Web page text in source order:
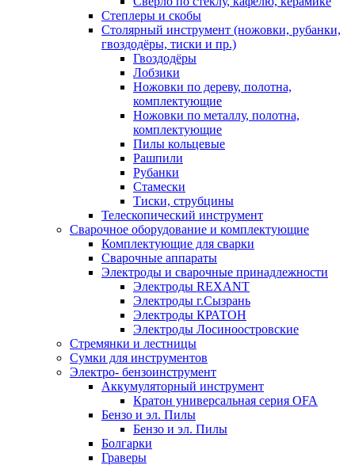
Степлеры и скобы
Столярный инструмент (ножовки, рубанки,
гвоздодёры, тиски и пр.)
Гвоздодёры
Лобзики
Ножовки по дереву, полотна,
комплектующие
Ножовки по металлу, полотна,
комплектующие
Пилы кольцевые
Рашпили
Рубанки
Стамески
Тиски, струбцины
Телескопический инструмент
Сварочное оборудование и комплектующие
Комплектующие для сварки
Сварочные аппараты
Электроды и сварочные принадлежности
Электроды REXANT
Электроды г.Сызрань
Электроды КРАТОН
Электроды Лосиноостровские
Стремянки и лестницы
Сумки для инструментов
Электро- бензоинструмент
Аккумуляторный инструмент
Кратон универсальная серия OFA
Бензо и эл. Пилы
Бензо и эл. Пилы
Болгарки
Граверы